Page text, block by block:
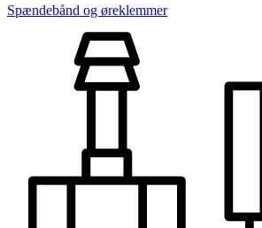
Spændebånd og øreklemmer